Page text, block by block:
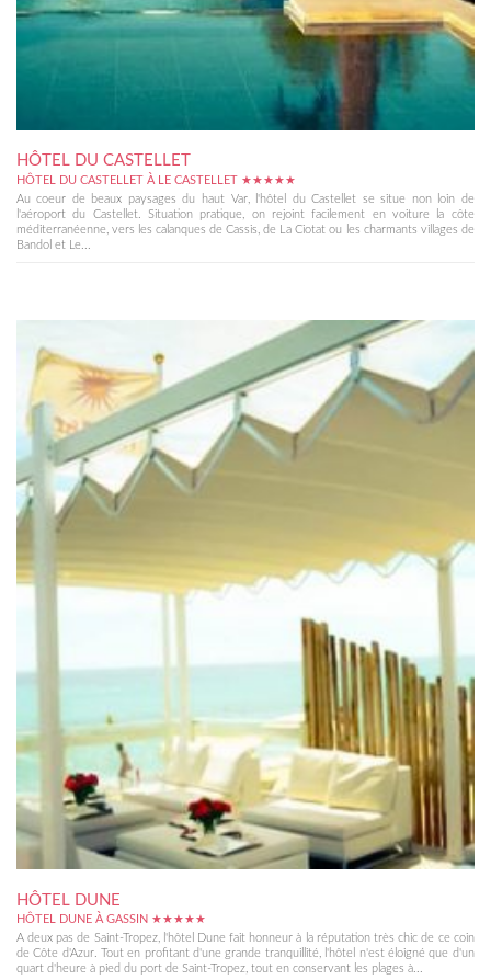
HÔTEL DU CASTELLET
HÔTEL DU CASTELLET À LE CASTELLET ★★★★★
Au coeur de beaux paysages du haut Var, l'hôtel du Castellet se situe non loin de
l'aéroport du Castellet. Situation pratique, on rejoint facilement en voiture la côte
méditerranéenne, vers les calanques de Cassis, de La Ciotat ou les charmants villages de
Bandol et Le...
HÔTEL DUNE
HÔTEL DUNE À GASSIN ★★★★★
A deux pas de Saint-Tropez, l'hôtel Dune fait honneur à la réputation très chic de ce coin
de Côte d'Azur. Tout en profitant d'une grande tranquillité, l'hôtel n'est éloigné que d'un
quart d'heure à pied du port de Saint-Tropez, tout en conservant les plages à...